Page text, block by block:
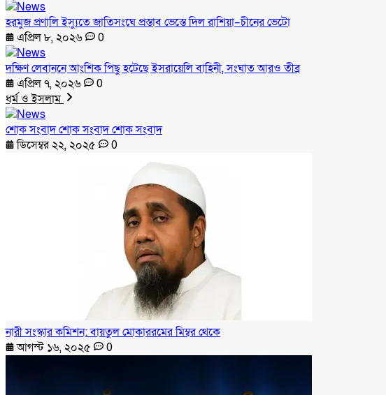
হরমুজ প্রণালি ইস্যুতে জাতিসংঘে প্রস্তাব ভেস্তে দিল রাশিয়া–চীনের ভেটো
এপ্রিল ৮, ২০২৬
0
দক্ষিণ লেবাননে আংশিক পিছু হটেছে ইসরায়েলি বাহিনী, সংঘাত আরও তীব্র
এপ্রিল ৭, ২০২৬
0
ধর্ম ও ইসলাম
শোক সংবাদ শোক সংবাদ শোক সংবাদ
ডিসেম্বর ২২, ২০২৫
0
নারী সংস্কার কমিশন: বায়তুল মোকাররমের মিম্বর থেকে
আগস্ট ১৬, ২০২৫
0